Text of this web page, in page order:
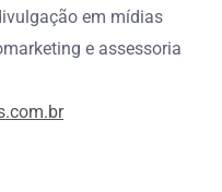
em mídias
e assessoria